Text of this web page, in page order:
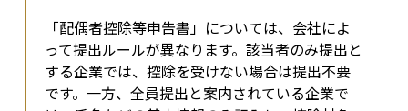
「配偶者控除等申告書」については、会社によ
って提出ルールが異なります。該当者のみ提出と
する企業では、控除を受けない場合は提出不要
です。一方、全員提出と案内されている企業で